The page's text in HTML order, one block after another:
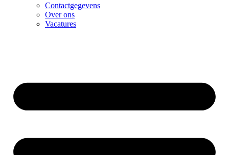
Contactgegevens
Over ons
Vacatures